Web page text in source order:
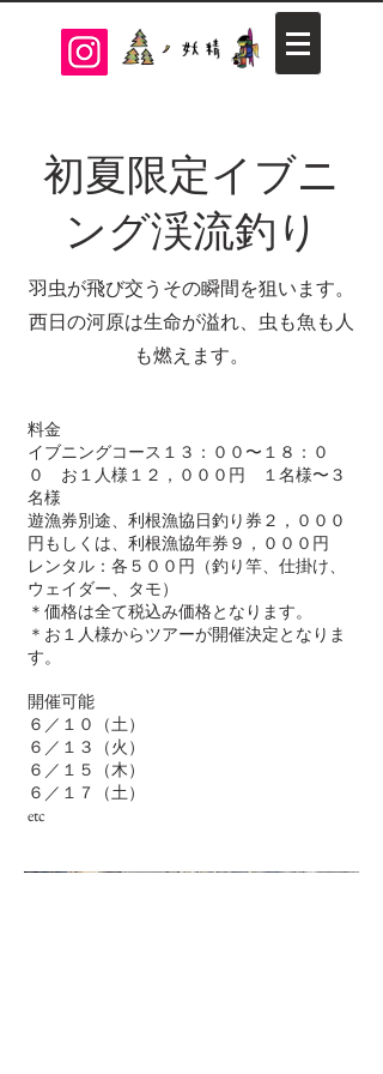
​初夏限定イブニ
ング渓流釣り
羽虫が飛び交うその瞬間を狙います。
​西日の河原は生命が溢れ、虫も魚も人
も燃えます。
料金
イブニングコース１３：００〜１８：０
０ お１人様１２，０００円 １名様〜３
名様
遊漁券別途、利根漁協日釣り券２，０００
円もしくは、利根漁協年券９，０００円
レンタル：各 ５００ 円（釣り竿、仕掛け、
ウェイダー、タモ）
＊価格は全て税込み価格となります。
＊お１人様からツアーが開催決定となりま
す。​
開催可能
６／１０（土）
６／１３（火）
６／１５（木）
６／１７（土）
​etc